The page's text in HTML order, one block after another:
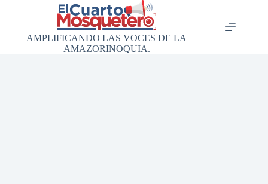
AMPLIFICANDO LAS VOCES DE LA
AMAZORINOQUIA.